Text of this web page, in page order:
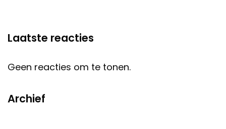
Laatste reacties
Geen reacties om te tonen.
Archief